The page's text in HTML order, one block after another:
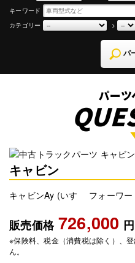
キーワード
カテゴリー
>
パ
パー
キャビン
キャビンAy (いすゞ フォーワー
販売価格 726,000
※保険料、税金（消費税は除く）、
ん。